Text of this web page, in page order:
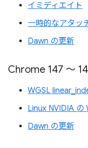
イミディエイト
一時的なアタッ
Dawn の更新
Chrome 147 ～
WGSL
Linux NVIDIA の
Dawn の更新